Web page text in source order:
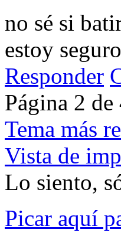
no sé si
estoy
Responder
Página 2
Tema más
Vista de
Lo siento,
Picar aquí